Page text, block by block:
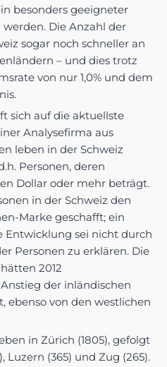
besonders geeigneter
Die Anzahl der
sogar noch schneller an
– und dies trotz
von nur 1,0% und dem
sich auf die aktuellste
Analysefirma aus
leben in der Schweiz
Personen, deren
Dollar oder mehr beträgt.
in der Schweiz den
Marke geschafft; ein
Entwicklung sei nicht durch
Personen zu erklären. Die
2012
der inländischen
ebenso von den westlichen
in Zürich (1805), gefolgt
Luzern (365) und Zug (265).